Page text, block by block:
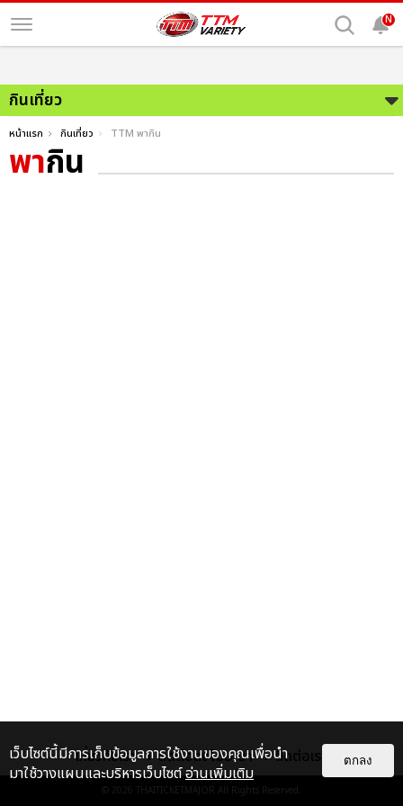
N
กินเที่ยว
หน้าแรก กินเที่ยว TTM พากิน
พากิน
เกี่ยวกับเรา ติดต่อลงโฆษณา ติดต่อเรา
© 2026 THAITICKETMAJOR All Rights Reserved.
เว็บไซต์นี้มีการเก็บข้อมูลการใช้งานของคุณเพื่อนำ
มาใช้วางแผนและบริหารเว็บไซต์อ่านเพิ่มเติม
ตกลง